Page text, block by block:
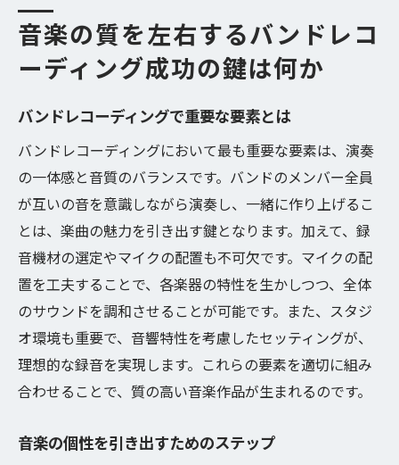
バンドの一体感を高めるレコーディング方
法
の重要性
初心者でも使いやすい機材の選択
プロがおすすめする録音機材の特徴
バンドのスタイルに合った機材選び
機材の違いが音楽に与える影響
コストパフォーマンスに優れた機材リスト
機材選びで避けるべき落とし穴
初心者でも安心！バンドレコーディングの基本
的収録方法解説
初心者向けのレコーディングプロセス
録音時に気をつけるべきポイント
音楽の質を左右するバンドレコ
ーディング成功の鍵は何か
バンドレコーディングで重要な要素とは
バンドレコーディングにおいて最も重要な要素は、演奏
の一体感と音質のバランスです。バンドのメンバー全員
が互いの音を意識しながら演奏し、一緒に作り上げるこ
とは、楽曲の魅力を引き出す鍵となります。加えて、録
音機材の選定やマイクの配置も不可欠です。マイクの配
置を工夫することで、各楽器の特性を生かしつつ、全体
のサウンドを調和させることが可能です。また、スタジ
オ環境も重要で、音響特性を考慮したセッティングが、
理想的な録音を実現します。これらの要素を適切に組み
合わせることで、質の高い音楽作品が生まれるのです。
音楽の個性を引き出すためのステップ